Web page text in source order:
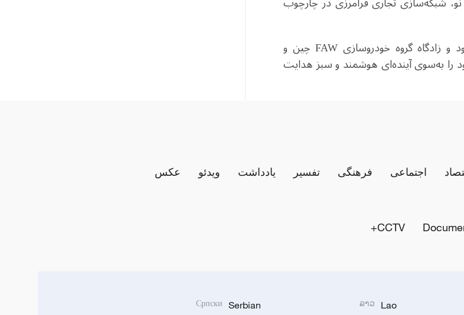
زادگاه گروه خودروسازیFAW چین و
را به‌سوی آینده‌ای هوشمند و سبز هدایت
اجتماعی فرهنگی تفسیر یادداشت ویدئو عکس
CCTV+
Lao
ລາວ
Serbian
Српски